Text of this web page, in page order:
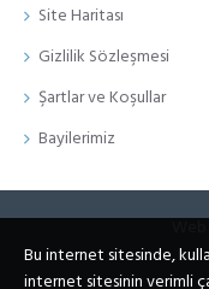
Site Haritası
Gizlilik Sözleşmesi
Şartlar ve Koşullar
Bayilerimiz
Bu internet sitesinde,
internet sitesinin verimli